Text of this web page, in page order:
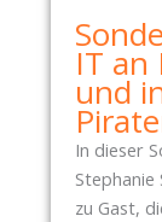
IT an
und
In dieser
zu Gast,